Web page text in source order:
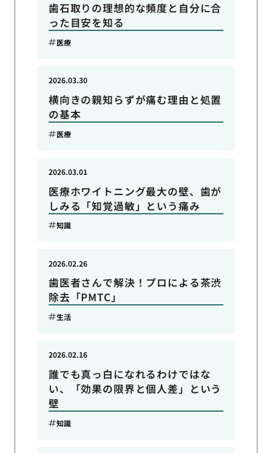
歯石取りの理想的な頻度と自分に合
った目安を知る
医療
横向きの親知らずが痛む理由と処置
の基本
2026.03.30
医療
医療ホワイトニング最大の壁、歯が
しみる「知覚過敏」という痛み
2026.03.01
知識
歯医者さんで解決！プロによる茶渋
除去「PMTC」
2026.02.26
生活
誰でも真っ白になれるわけではな
い、「効果の限界と個人差」という
壁
2026.02.16
知識